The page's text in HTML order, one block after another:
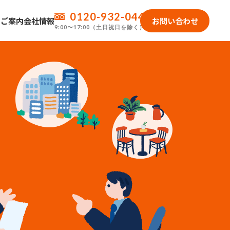
案内会社情報 0120-932-044
9:00〜17:00（土日祝日を除く）
お問い合わせ